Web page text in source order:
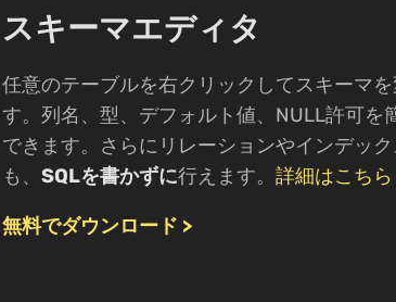
スキーマエディタ
任意のテーブルを右クリックしてスキーマを
す。列名、型、デフォルト値、NULL許可を
できます。さらにリレーションやインデッ
も、 SQLを書かずに行えます。 詳細はこちら
無料でダウンロード >